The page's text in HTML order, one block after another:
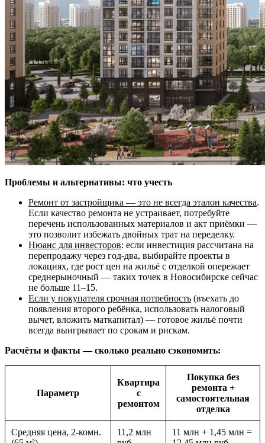
Проблемы и альтернативы: что учесть
Ремонт от застройщика — это не всегда эталон качества.
Если качество ремонта не устраивает, потребуйте
перечень использованных материалов и акт приёмки —
это позволит избежать двойных трат на переделку.
Нюанс для инвесторов: если инвестиция рассчитана на
перепродажу через год-два, выбирайте проекты в
локациях, где рост цен на жильё с отделкой опережает
среднерыночный — таких точек в Новосибирске сейчас
не больше 11–15.
Если у покупателя срочная потребность (въехать до
появления второго ребёнка, использовать налоговый
вычет, вложить маткапитал) — готовое жильё почти
всегда выигрывает по срокам и рискам.
Расчёты и факты — сколько реально сэкономить:
Параметр
Квартира
с
ремонтом
Покупка без
ремонта +
самостоятельная
отделка
Средняя цена, 2-комн.
11,2 млн
11 млн + 1,45 млн =